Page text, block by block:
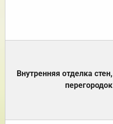
Внутренняя отделка стен,
перегородок